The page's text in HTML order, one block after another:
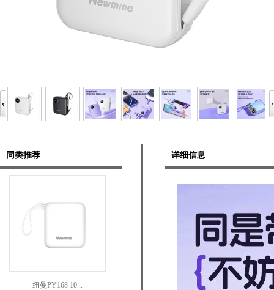
同类推荐
纽曼PY168 10...
详细信息